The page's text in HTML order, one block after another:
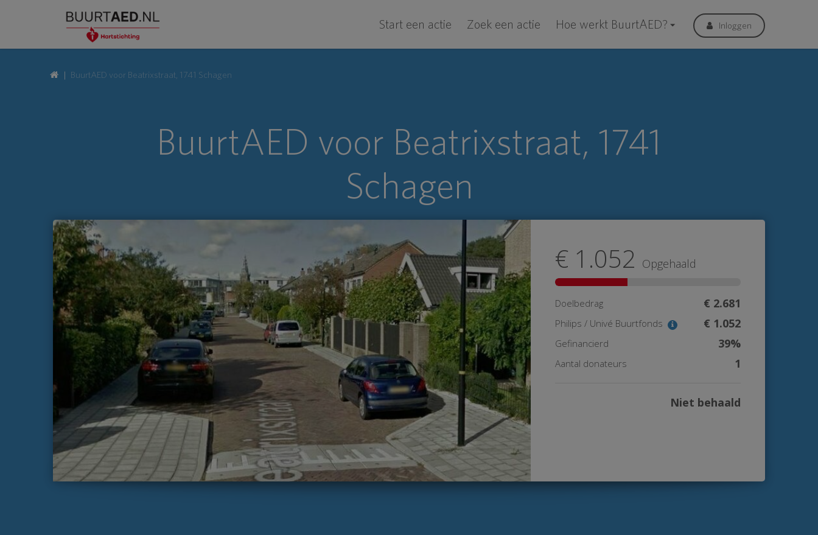
Start een actie Zoek een actie Hoe werkt BuurtAED? Inloggen
BuurtAED voor Beatrixstraat, 1741 Schagen
BuurtAED voor Beatrixstraat, 1741
Schagen
€ 1.052 Opgehaald
Doelbedrag € 2.681
Philips / Univé Buurtfonds € 1.052
Gefinancierd 39%
Aantal donateurs 1
Niet behaald